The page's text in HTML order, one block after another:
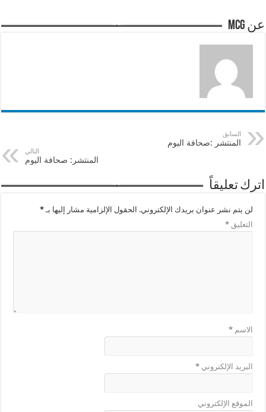
عن mcg
السابق
المنتشر :صحافة اليوم
التالي
المنتشر: صحافة اليوم
اترك تعليقاً
لن يتم نشر عنوان بريدك الإلكتروني. الحقول الإلزامية مشار إليها بـ*
التعليق*
الاسم*
البريد الإلكتروني*
الموقع الإلكتروني